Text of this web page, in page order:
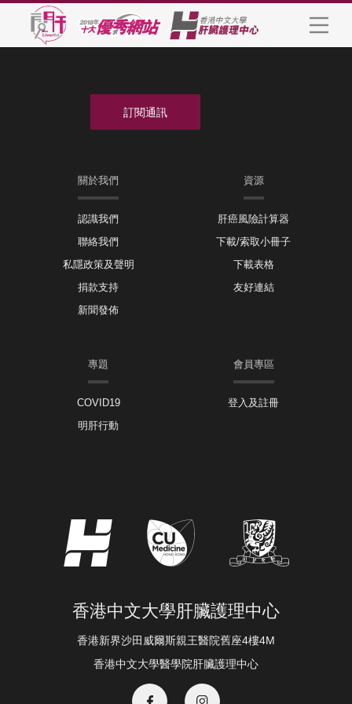
關於我們
認識我們
聯絡我們
私隱政策及聲明
捐款支持
新聞發佈
資源
肝癌風險計算器
下載/索取小冊子
下載表格
友好連結
專題
COVID19
明肝行動
會員專區
登入及註冊
香港中文大學肝臟護理中心
香港新界沙田威爾斯親王醫院舊座4樓4M
香港中文大學醫學院肝臟護理中心